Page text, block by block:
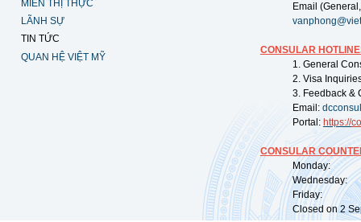
MIỄN THỊ THỰC
LÃNH SỰ
TIN TỨC
QUAN HỆ VIỆT MỸ
Email
CONSULAR
1. General
2. Visa
3. Feedback &
Email:
Portal: https://
CONSULAR
Monday:
Wednesday:
Friday:
Closed on 2